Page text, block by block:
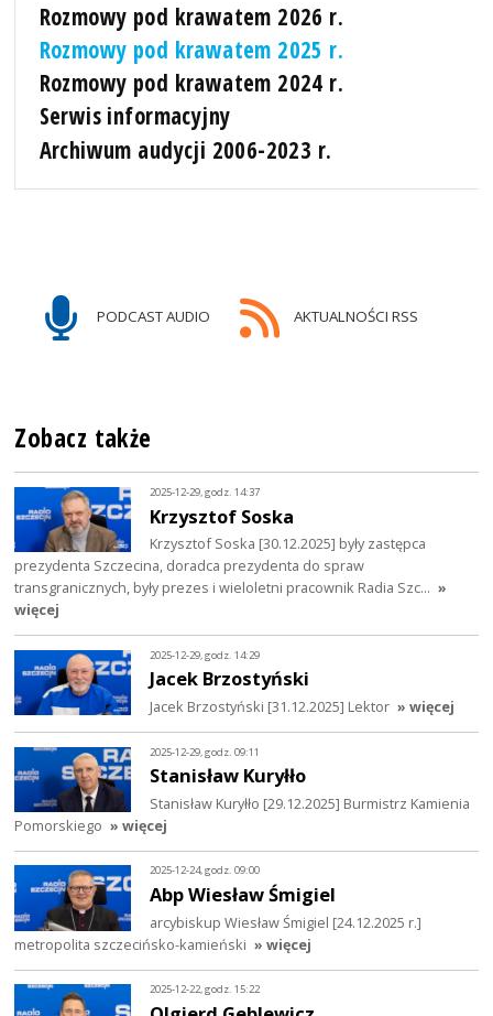
Rozmowy pod krawatem 2026 r.
Rozmowy pod krawatem 2025 r.
Rozmowy pod krawatem 2024 r.
Serwis informacyjny
Archiwum audycji 2006-2023 r.
PODCAST AUDIO AKTUALNOŚCI RSS
Zobacz także
2025-12-29, godz. 14:37
Krzysztof Soska
Krzysztof Soska [30.12.2025] były zastępca
prezydenta Szczecina, doradca prezydenta do spraw
transgranicznych, były prezes i wieloletni pracownik Radia Szc… »
więcej
2025-12-29, godz. 14:29
Jacek Brzostyński
Jacek Brzostyński [31.12.2025] Lektor » więcej
2025-12-29, godz. 09:11
Stanisław Kuryłło
Stanisław Kuryłło [29.12.2025] Burmistrz Kamienia
Pomorskiego » więcej
2025-12-24, godz. 09:00
Abp Wiesław Śmigiel
arcybiskup Wiesław Śmigiel [24.12.2025 r.]
metropolita szczecińsko-kamieński » więcej
2025-12-22, godz. 15:22